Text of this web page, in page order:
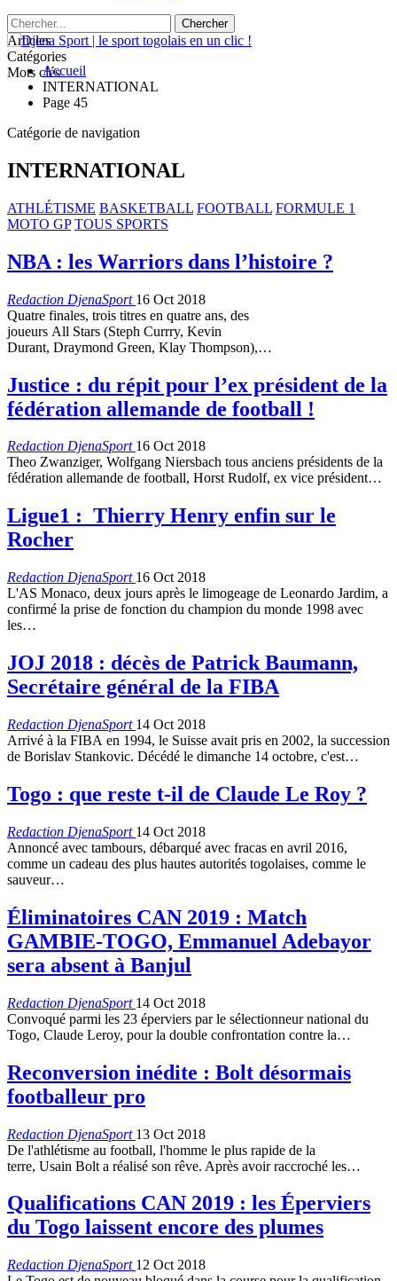
Articles
Catégories
Mots clésAccueil
INTERNATIONAL
Page 45
Catégorie de navigation
INTERNATIONAL
ATHLÉTISME BASKETBALL FOOTBALL FORMULE 1
MOTO GP TOUS SPORTS
NBA : les Warriors dans l’histoire ?
Redaction DjenaSport 16 Oct 2018
Quatre finales, trois titres en quatre ans, des
joueurs All Stars (Steph Currry, Kevin
Durant, Draymond Green, Klay Thompson),…
Justice : du répit pour l’ex président de la
fédération allemande de football !
Redaction DjenaSport 16 Oct 2018
Theo Zwanziger, Wolfgang Niersbach tous anciens présidents de la
fédération allemande de football, Horst Rudolf, ex vice président…
Ligue1 : Thierry Henry enfin sur le
Rocher
Redaction DjenaSport 16 Oct 2018
L'AS Monaco, deux jours après le limogeage de Leonardo Jardim, a
confirmé la prise de fonction du champion du monde 1998 avec
les…
JOJ 2018 : décès de Patrick Baumann,
Secrétaire général de la FIBA
Redaction DjenaSport 14 Oct 2018
Arrivé à la FIBA en 1994, le Suisse avait pris en 2002, la succession
de Borislav Stankovic. Décédé le dimanche 14 octobre, c'est…
Togo : que reste t-il de Claude Le Roy ?
Redaction DjenaSport 14 Oct 2018
Annoncé avec tambours, débarqué avec fracas en avril 2016,
comme un cadeau des plus hautes autorités togolaises, comme le
sauveur…
Éliminatoires CAN 2019 : Match
GAMBIE-TOGO, Emmanuel Adebayor
sera absent à Banjul
Redaction DjenaSport 14 Oct 2018
Convoqué parmi les 23 éperviers par le sélectionneur national du
Togo, Claude Leroy, pour la double confrontation contre la…
Reconversion inédite : Bolt désormais
footballeur pro
Redaction DjenaSport 13 Oct 2018
De l'athlétisme au football, l'homme le plus rapide de la
terre, Usain Bolt a réalisé son rêve. Après avoir raccroché les…
Qualifications CAN 2019 : les Éperviers
du Togo laissent encore des plumes
Redaction DjenaSport 12 Oct 2018